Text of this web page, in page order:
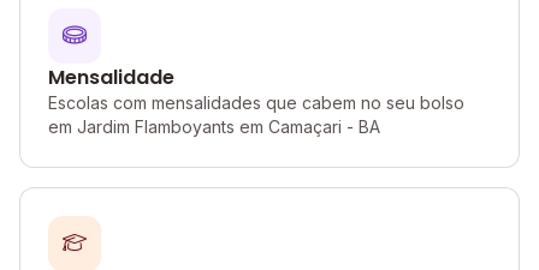
Mensalidade
Escolas com mensalidades que cabem no seu bolso
em Jardim Flamboyants em Camaçari - BA